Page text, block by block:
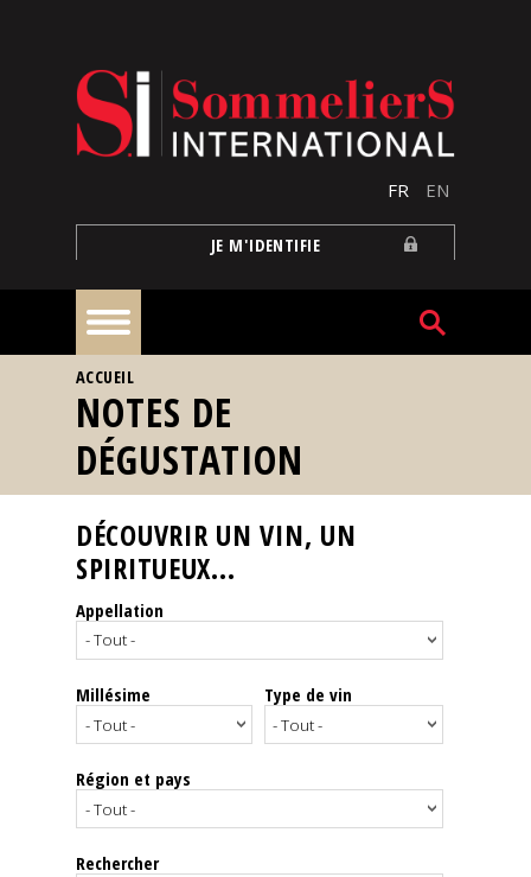
FR EN
JE M'IDENTIFIE
À
la
une
Reportages
Nos
Spiritueux
Notes
dégustation
VOUS ÊTES ICI
ACCUEIL
NOTES DE
DÉGUSTATION
DÉCOUVRIR UN VIN, UN
SPIRITUEUX...
Appellation
Millésime Type de vin
Région et pays
Rechercher